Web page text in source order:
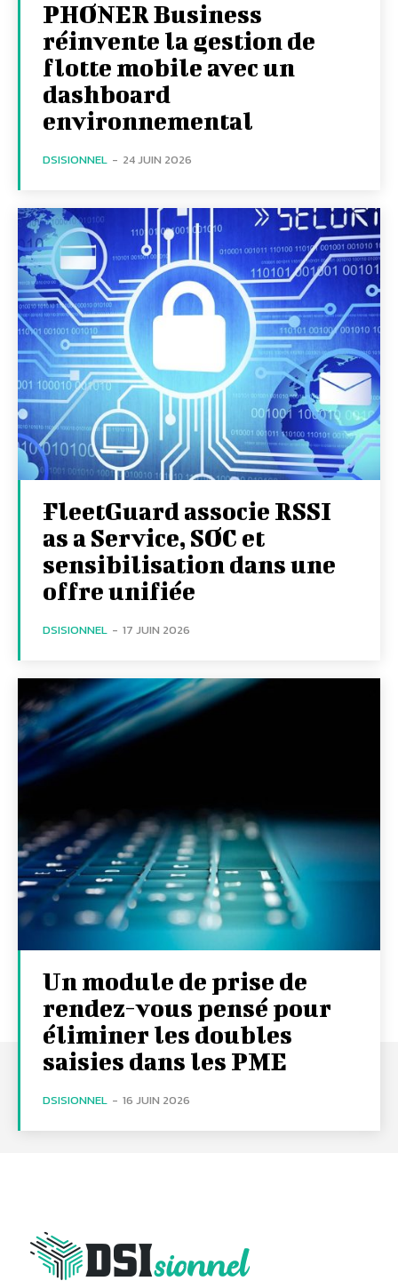
PHONER Business
réinvente la gestion de
flotte mobile avec un
dashboard
environnemental
DSISIONNEL - 24 JUIN 2026
FleetGuard associe RSSI
as a Service, SOC et
sensibilisation dans une
offre unifiée
DSISIONNEL - 17 JUIN 2026
Un module de prise de
rendez-vous pensé pour
éliminer les doubles
saisies dans les PME
DSISIONNEL - 16 JUIN 2026